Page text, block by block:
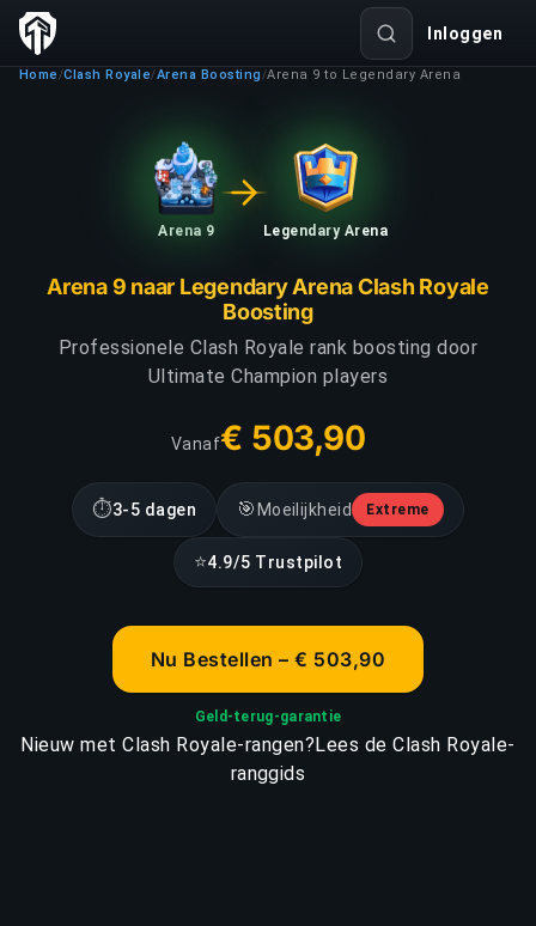
Inloggen
Home /Clash Royale/Arena Boosting /Arena 9 to Legendary Arena
Arena 9 Legendary Arena
Arena 9 naar Legendary Arena Clash Royale
Boosting
Professionele Clash Royale rank boosting door
Ultimate Champion players
Vanaf€ 503,90
⏱3-5 dagen 🎯 Moeilijkheid Extreme
⭐4.9/5 Trustpilot
Nu Bestellen – € 503,90
Geld-terug-garantie
Nieuw met Clash Royale-rangen?Lees de Clash Royale-
ranggids